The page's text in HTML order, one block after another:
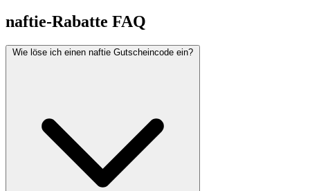
naftie-Rabatte FAQ
Wie löse ich einen naftie Gutscheincode ein?